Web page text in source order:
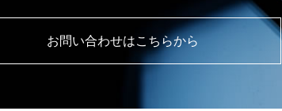
お問い合わせはこちらから